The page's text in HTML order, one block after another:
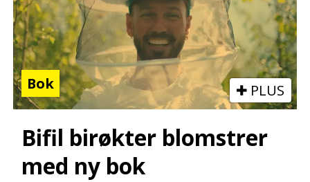
Bok PLUS
Bifil birøkter blomstrer
med ny bok